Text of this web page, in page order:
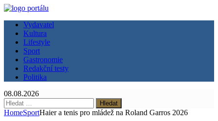
Vydavatel
Kultura
Lifestyle
Sport
Gastronomie
Redakční testy
Politika
08.08.2026
Vyhledávání
HomeSportHaier a tenis pro mládež na Roland Garros 2026